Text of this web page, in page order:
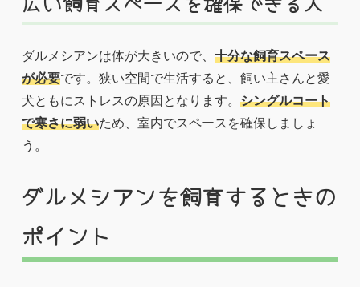
ダルメシアンは体が大きいので、 十分な飼育スペース
が必要です。狭い空間で生活すると、飼い主さんと愛
犬ともにストレスの原因となります。 シングルコート
で寒さに弱いため、室内でスペースを確保しましょ
う。
ダルメシアンを飼育するときの
ポイント